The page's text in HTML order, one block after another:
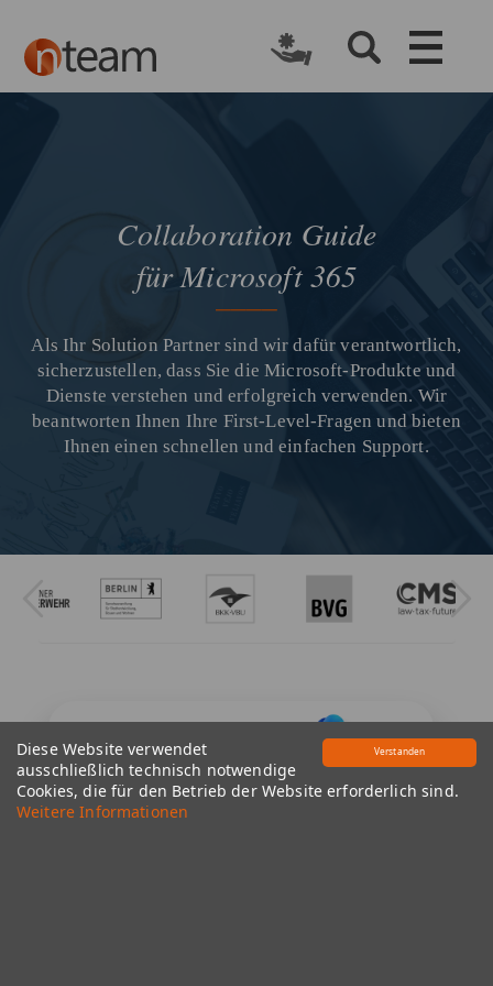
Verstanden
Diese Website verwendet
ausschließlich technisch notwendige
Cookies, die für den Betrieb der Website erforderlich sind.
Weitere Informationen
Collaboratio​n Guide
für Microsoft 365
​Als Ihr Solution Partner sind wir dafür verantwortlich​,
sicherzustellen, dass Sie die Microsoft-Produkte und
Dienste verstehen und erfolgreich verwenden. Wir
beantworten Ihnen Ihre First-Level-Fragen und bieten
Ihnen einen schnellen und einfachen Support.​